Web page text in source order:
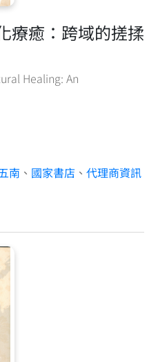
療癒：跨域的搓揉
Healing: An
南 、 國家書店 、 代理商資訊